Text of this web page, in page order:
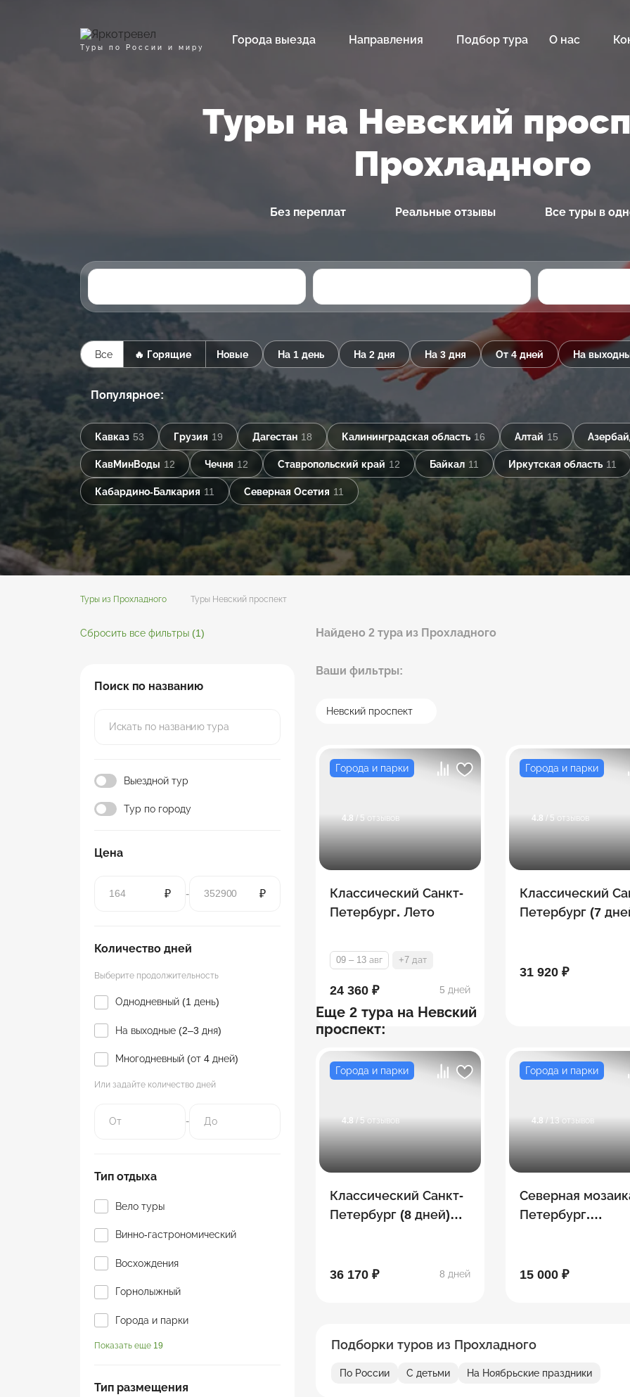
Туры по России и миру
Города выезда Направления Подбор тура О нас
Туры на Невский
Прохладного
Без переплат Реальные отзывы Все туры в
Все 🔥 Горящие Новые На 1 день На 2 дня На 3 дня От 4 дней На
Популярное:
Кавказ 53 Грузия 19 Дагестан 18 Калининградская область 16 Алтай 15
КавМинВоды 12 Чечня 12 Ставропольский край 12 Байкал 11 Иркутская область 11
Кабардино-Балкария 11 Северная Осетия 11
Туры из Прохладного Туры Невский проспект
Сбросить все фильтры (1)
Поиск по названию
Выездной тур
Тур по городу
Цена
₽ - ₽
Количество дней
Выберите продолжительность
Однодневный (1 день)
На выходные (2–3 дня)
Многодневный (от 4 дней)
Или задайте количество дней
-
Тип отдыха
Вело туры
Винно-гастрономический
Восхождения
Горнолыжный
Города и парки
Горы
Показать еще 19
Тип размещения
Найдено 2 тура из Прохладного
Ваши фильтры:
Невский проспект
Города и парки
4.8 / 5 отзывов
Классический Санкт-
Петербург. Лето
09 – 13 авг +7 дат
24 360 ₽ 5 дней
Города и парки
4.8 / 5 отзывов
Классический
Петербург (7
31 920 ₽
Еще 2 тура на Невский
проспект:
Города и парки
4.8 / 5 отзывов
Классический Санкт-
Петербург (8 дней)
36 170 ₽ 8 дней
Города и парки
4.8 / 13 отзывов
Северная
Петербург.
15 000 ₽
Подборки туров из Прохладного
По России С детьми На Ноябрьские праздники